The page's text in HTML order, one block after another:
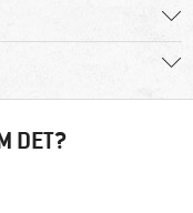
DET?